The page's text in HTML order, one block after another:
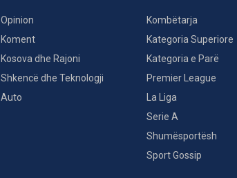
Opinion
Koment
Kosova dhe Rajoni
Shkencë dhe Teknologji
Auto
Kombëtarja
Kategoria Superiore
Kategoria e Parë
Premier League
La Liga
Serie A
Shumësportësh
Sport Gossip